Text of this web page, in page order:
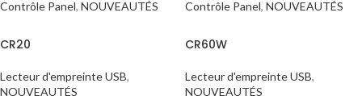
Contrôle Panel, NOUVEAUTÉS Contrôle Panel, NOUVEAUTÉS
CR20
Lecteur d'empreinte USB,
NOUVEAUTÉS
CR60W
Lecteur d'empreinte USB,
NOUVEAUTÉS